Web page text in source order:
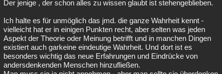
Der jenige , der schon alles zu wissen glaubt ist stehengeblieben.
Ich halte es für unmöglich das jmd. die ganze Wahrheit kennt -
vielleicht hat er in einigen Punkten recht, aber selten was jeden
Aspekt der Theorie oder Meinung betrifft und in manchen Dingen
existiert auch garkeine eindeutige Wahrheit. Und dort ist es
besonders wichtig das neue Erfahrungen und Eindrücke von
andersdenkenden Menschen hinzufließen.